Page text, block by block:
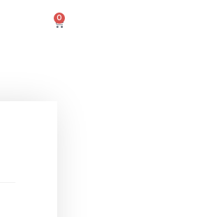
0